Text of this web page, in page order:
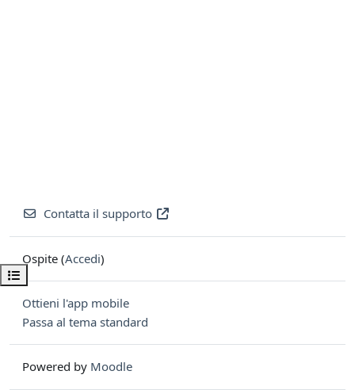
Apri indice del corso
Contatta il supporto
Ospite (Accedi)
Ottieni l'app mobile
Passa al tema standard
Powered by Moodle